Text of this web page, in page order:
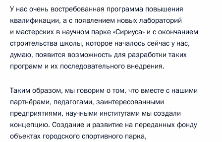
У нас очень востребованная программа повышения
квалификации, а с появлением новых лабораторий
и мастерских в научном парке «Сириуса» и с окончанием
строительства школы, которое началось сейчас у нас,
думаю, появится возможность для разработки таких
программ и их последовательного внедрения.
Таким образом, мы говорим о том, что вместе с нашими
партнёрами, педагогами, заинтересованными
предприятиями, научными институтами мы создали
концепцию. Создание и развитие на переданных фонду
объектах городского спортивного парка,